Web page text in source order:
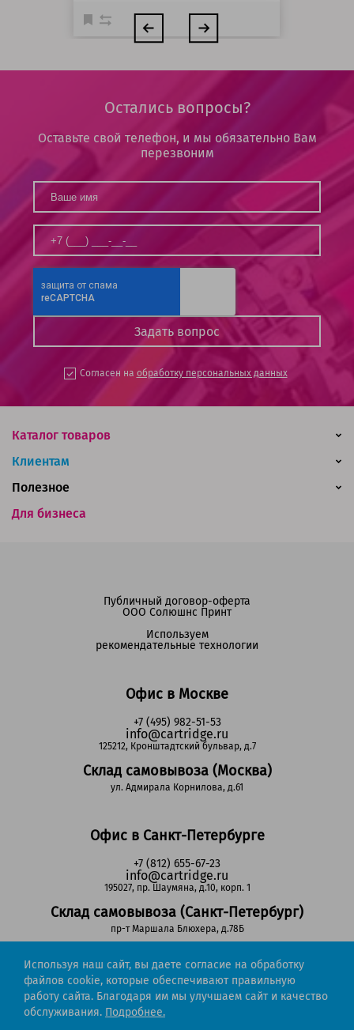
Остались вопросы?
Оставьте свой телефон, и мы обязательно Вам
перезвоним
Согласен на обработку персональных данных
Каталог товаров
Клиентам
Для бизнеса
Полезное
Офис в Москве
+7 (495) 982-51-53
info@cartridge.ru
125212, Кронштадтский бульвар, д.7
Склад самовывоза (Москва)
ул. Адмирала Корнилова, д.61
Офис в Санкт-Петербурге
+7 (812) 655-67-23
info@cartridge.ru
195027, пр. Шаумяна, д.10, корп. 1
Склад самовывоза (Санкт-Петербург)
пр-т Маршала Блюхера, д.78Б
Регионы РФ
8-800-302-51-53
(звонок бесплатный)
Публичный договор-оферта
ООО Солюшнс Принт
Используем
рекомендательные технологии
Используя наш сайт, вы даете согласие на обработку
файлов cookie, которые обеспечивают правильную
работу сайта. Благодаря им мы улучшаем сайт и качество
обслуживания. Подробнее.